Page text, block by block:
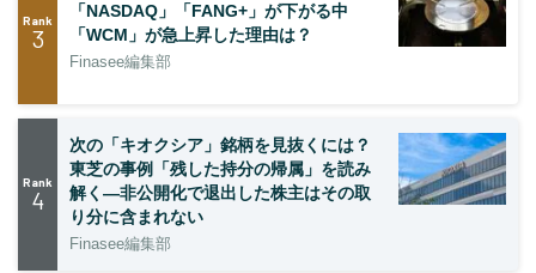
Rank
3
「NASDAQ」「FANG+」が下がる中
「WCM」が急上昇した理由は？
Finasee編集部
Rank
4
次の「キオクシア」銘柄を見抜くには？
東芝の事例「残した持分の帰属」を読み
解く—非公開化で退出した株主はその取
り分に含まれない
Finasee編集部